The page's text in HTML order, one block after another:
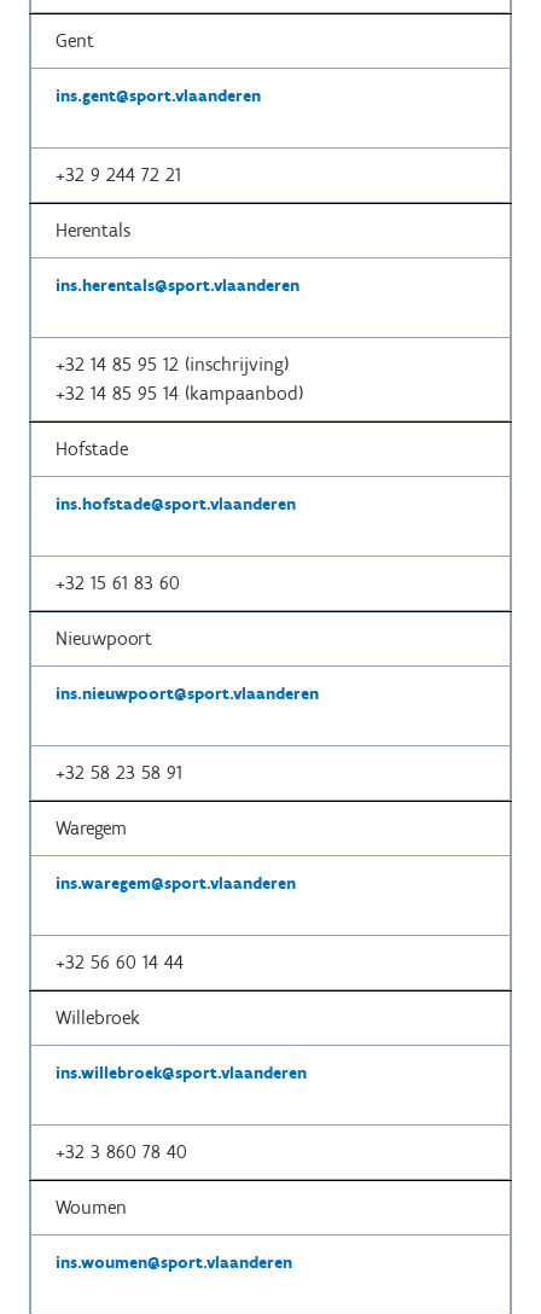
Gent
ins.gent@sport.vlaanderen
+32 9 244 72 21
Herentals
ins.herentals@sport.vlaanderen
+32 14 85 95 12 (inschrijving)
+32 14 85 95 14 (kampaanbod)
Hofstade
ins.hofstade@sport.vlaanderen
+32 15 61 83 60
Nieuwpoort
ins.nieuwpoort@sport.vlaanderen
+32 58 23 58 91
Waregem
ins.waregem@sport.vlaanderen
+32 56 60 14 44
Willebroek
ins.willebroek@sport.vlaanderen
+32 3 860 78 40
Woumen
ins.woumen@sport.vlaanderen